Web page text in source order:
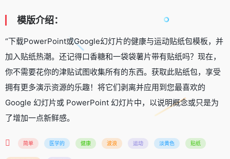
模版介绍：
“下载PowerPoint或Google幻灯片的健康与运动贴纸包模板，并
加入贴纸热潮。还记得口香糖和一袋袋薯片带有贴纸吗？现在，
你不需要花你的津贴试图收集所有的东西。获取此贴纸包，享受
拥有更多演示资源的乐趣！将它们剥离并应用到您最喜欢的
Google 幻灯片或 PowerPoint 幻灯片中，以说明概念或只是为
了增加一点新鲜感。
简单 医学的 健康 波浪 运动 淡黄色 贴纸